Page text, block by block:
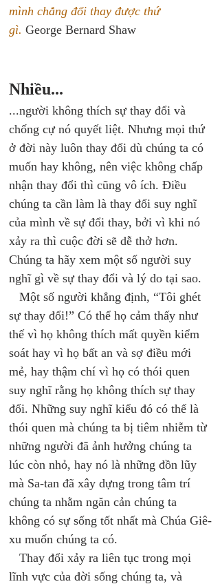
mình chẳng đổi thay được thứ
gì. George Bernard Shaw
Nhiều...
...người không thích sự thay đổi và
chống cự nó quyết liệt. Nhưng mọi thứ
ở đời này luôn thay đổi dù chúng ta có
muốn hay không, nên việc không chấp
nhận thay đổi thì cũng vô ích. Điều
chúng ta cần làm là thay đổi suy nghĩ
của mình về sự đổi thay, bởi vì khi nó
xảy ra thì cuộc đời sẽ dễ thở hơn.
Chúng ta hãy xem một số người suy
nghĩ gì về sự thay đổi và lý do tại sao.
Một số người khẳng định, “Tôi ghét
sự thay đổi!” Có thể họ cảm thấy như
thế vì họ không thích mất quyền kiểm
soát hay vì họ bất an và sợ điều mới
mẻ, hay thậm chí vì họ có thói quen
suy nghĩ rằng họ không thích sự thay
đổi. Những suy nghĩ kiểu đó có thể là
thói quen mà chúng ta bị tiêm nhiễm từ
những người đã ảnh hưởng chúng ta
lúc còn nhỏ, hay nó là những đồn lũy
mà Sa-tan đã xây dựng trong tâm trí
chúng ta nhằm ngăn cản chúng ta
không có sự sống tốt nhất mà Chúa Giê-
xu muốn chúng ta có.
Thay đổi xảy ra liên tục trong mọi
lĩnh vực của đời sống chúng ta, và